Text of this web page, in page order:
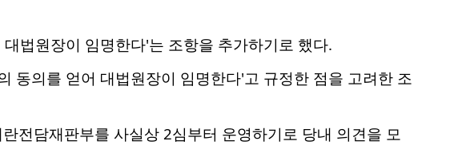
법원장이 임명한다'는 조항을 추가하기로 했다.
동의를 얻어 대법원장이 임명한다'고 규정한 점을 고려한 조
전담재판부를 사실상 2심부터 운영하기로 당내 의견을 모